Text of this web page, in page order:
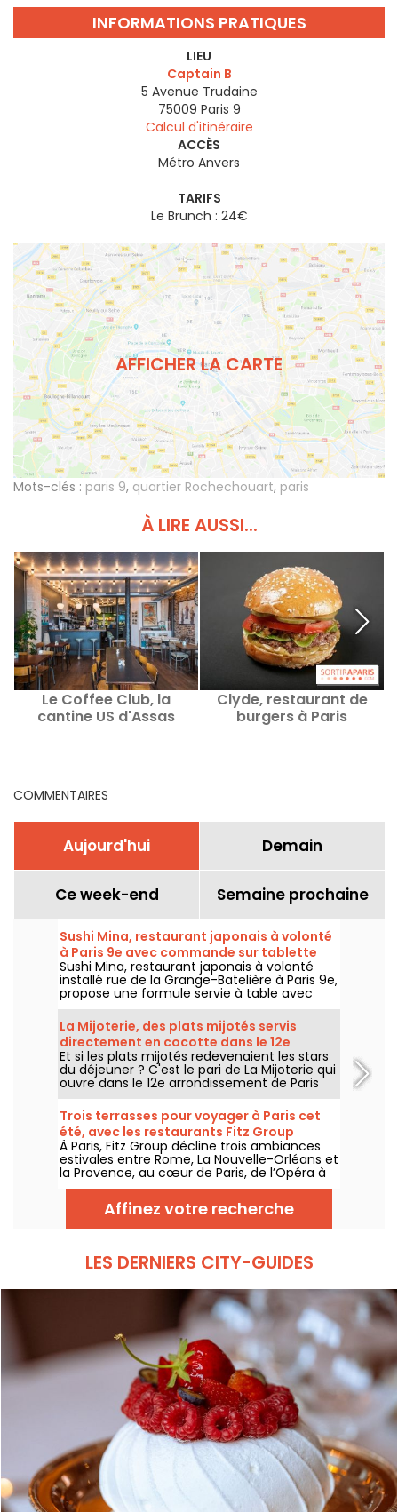
INFORMATIONS PRATIQUES
LIEU
Captain B
5 Avenue Trudaine
75009 Paris 9
Calcul d'itinéraire
ACCÈS
Métro Anvers
TARIFS
Le Brunch : 24€
AFFICHER LA CARTE
Mots-clés : paris 9, quartier Rochechouart, paris
À LIRE AUSSI...
Le Coffee Club, la
cantine US d'Assas
Clyde, restaurant de
burgers à Paris
COMMENTAIRES
Aujourd'hui Demain
Ce week-end Semaine prochaine
Sushi Mina, restaurant japonais à volonté
à Paris 9e avec commande sur tablette
Sushi Mina, restaurant japonais à volonté
installé rue de la Grange-Batelière à Paris 9e,
propose une formule servie à table avec
commande sur tablette. Sushis, makis,
gyozas, brochettes et plats préparés à la
demande sont proposés midi et soir, du
mardi au dimanche.
La Mijoterie, des plats mijotés servis
directement en cocotte dans le 12e
arrondissement
Et si les plats mijotés redevenaient les stars
du déjeuner ? C'est le pari de La Mijoterie qui
ouvre dans le 12e arrondissement de Paris
avec une cuisine de longue cuisson
imaginée par le chef Augustin Garnier et
servie directement dans des cocottes.
Trois terrasses pour voyager à Paris cet
été, avec les restaurants Fitz Group
À Paris, Fitz Group décline trois ambiances
estivales entre Rome, La Nouvelle-Orléans et
la Provence, au cœur de Paris, de l’Opéra à
la Tour Eiffel. Chaque adresse, grâce à sa
terrasse, offre une escale à part entière,
sans quitter la capitale .
Affinez votre recherche
LES DERNIERS CITY-GUIDES